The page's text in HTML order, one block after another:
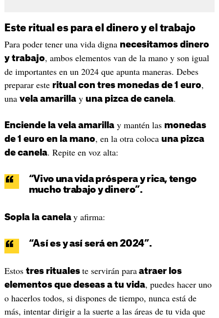
Este ritual es para el dinero y el trabajo
Para poder tener una vida digna necesitamos dinero
y trabajo, ambos elementos van de la mano y son igual
de importantes en un 2024 que apunta maneras. Debes
preparar este ritual con tres monedas de 1 euro,
una vela amarillay una pizca de canela.
Enciende la vela amarillay mantén las monedas
de 1 euro en la mano, en la otra coloca una pizca
de canela. Repite en voz alta:
“Vivo una vida próspera y rica, tengo
mucho trabajo y dinero”.
Sopla la canela y afirma:
“Así es y así será en 2024”.
Estos tres rituales te servirán paraatraer los
elementos que deseas a tu vida, puedes hacer uno
o hacerlos todos, si dispones de tiempo, nunca está de
más, intentar dirigir a la suerte a las áreas de tu vida que